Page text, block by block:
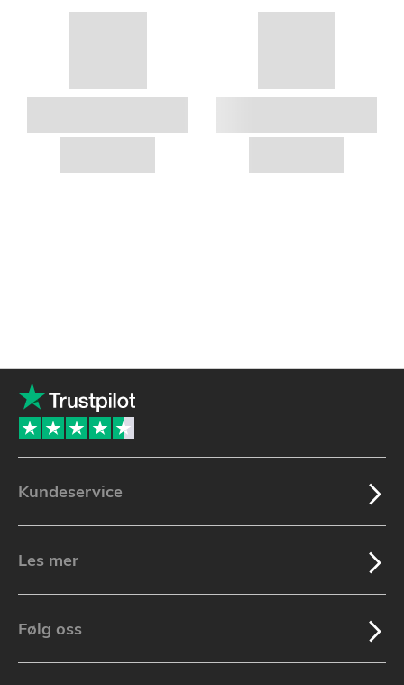
Kundeservice
Les mer
Følg oss